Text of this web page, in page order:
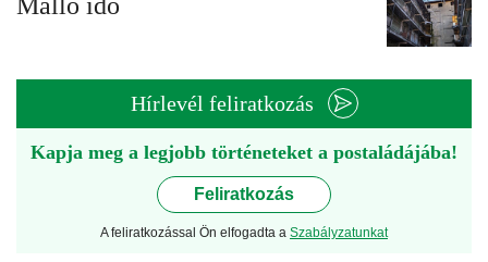
Málló idő
Hírlevél feliratkozás
Kapja meg a legjobb történeteket a postaládájába!
Feliratkozás
A feliratkozással Ön elfogadta a Szabályzatunkat